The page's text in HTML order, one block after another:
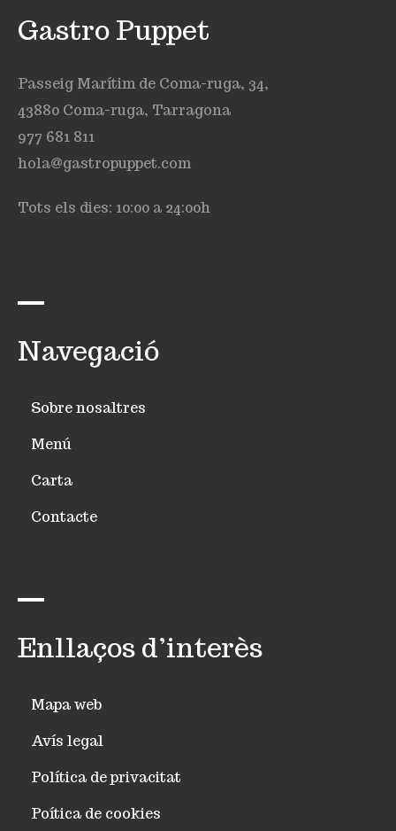
Gastro Puppet
Passeig Marítim de Coma-ruga, 34,
43880 Coma-ruga, Tarragona
977 681 811
hola@gastropuppet.com
Tots els dies: 10:00 a 24:00h
Navegació
Sobre nosaltres
Menú
Carta
Contacte
Enllaços d’interès
Mapa web
Avís legal
Política de privacitat
Poítica de cookies